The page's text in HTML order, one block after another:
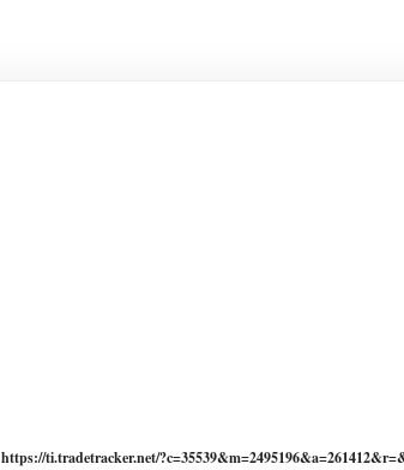
https://ti.tradetracker.net/